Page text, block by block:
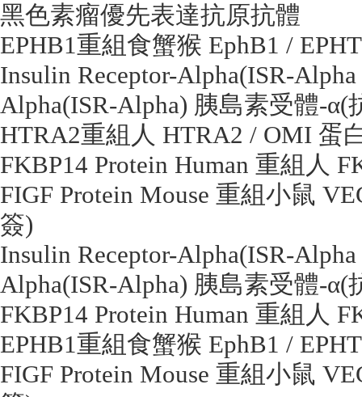
黑色素瘤優先表達抗原抗體
EPHB1重組食蟹猴 EphB1 /
Insulin Receptor-Alpha(ISR-
Alpha(ISR-Alpha) 胰島素受體-α(
HTRA2重組人 HTRA2 / OMI 蛋
FKBP14 Protein Human 重組人
FIGF Protein Mouse 重組小鼠
簽)
Insulin Receptor-Alpha(ISR-
Alpha(ISR-Alpha) 胰島素受體-α(
FKBP14 Protein Human 重組人
EPHB1重組食蟹猴 EphB1 /
FIGF Protein Mouse 重組小鼠